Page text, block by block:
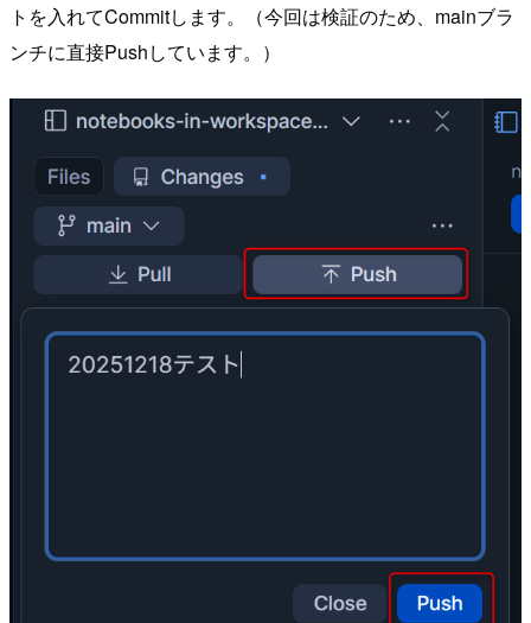
トを入れてCommitします。（今回は検証のため、mainブラ
ンチに直接Pushしています。）